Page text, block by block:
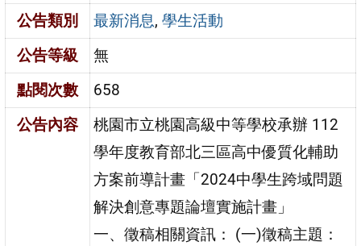
公告類別
最新消息,學生活動
公告等級
無
點閱次數
658
公告內容
桃園市立桃園高級中等學校承辦 112
學年度教育部北三區高中優質化輔助
方案前導計畫「2024中學生跨域問題
解決創意專題論壇實施計畫」
一、徵稿相關資訊： (一)徵稿主題：